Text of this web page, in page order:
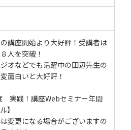
講座開始より大好評！受講者は
人を突破！
オなどでも活躍中の田辺先生の
面白いと大好評！
実践！講座Webセミナー年間
】
変更になる場合がございますの